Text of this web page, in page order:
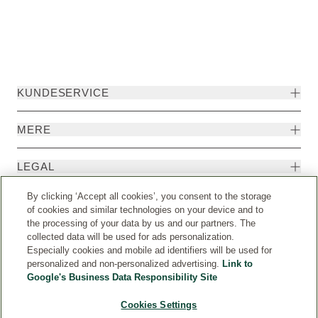
KUNDESERVICE
MERE
LEGAL
EKSTRA
By clicking ‘Accept all cookies’, you consent to the storage
of cookies and similar technologies on your device and to
the processing of your data by us and our partners. The
collected data will be used for ads personalization.
Especially cookies and mobile ad identifiers will be used for
personalized and non-personalized advertising. Link to
Google's Business Data Responsibility Site
Cookies Settings